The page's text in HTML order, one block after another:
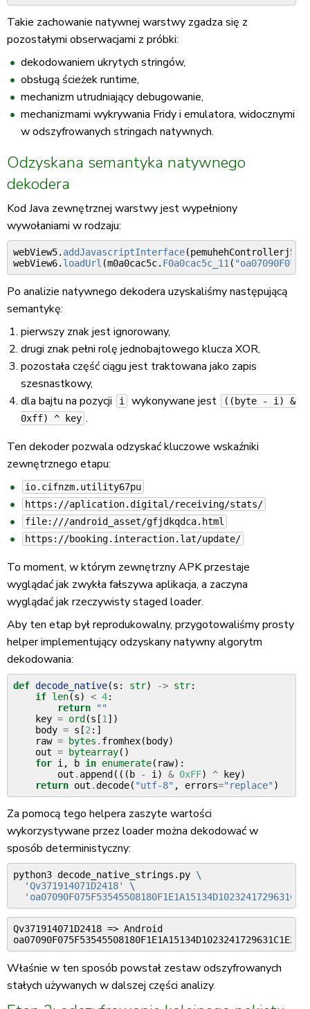
Takie zachowanie natywnej warstwy zgadza się z
pozostałymi obserwacjami z próbki:
dekodowaniem ukrytych stringów,
obsługą ścieżek runtime,
mechanizm utrudniający debugowanie,
mechanizmami wykrywania Fridy i emulatora, widocznymi
w odszyfrowanych stringach natywnych.
Odzyskana semantyka natywnego
dekodera
Kod Java zewnętrznej warstwy jest wypełniony
wywołaniami w rodzaju:
webView5. addJavascriptInterface(pemuhehControllerj5b
webView6. loadUrl (m0a0cac5c. F0a0cac5c_11 (
Po analizie natywnego dekodera uzyskaliśmy następującą
semantykę:
pierwszy znak jest ignorowany,
drugi znak pełni rolę jednobajtowego klucza XOR,
pozostała część ciągu jest traktowana jako zapis
szesnastkowy,
dla bajtu na pozycji
i wykonywane jest
((byte - i) &
0xff) ^ key .
Ten dekoder pozwala odzyskać kluczowe wskaźniki
zewnętrznego etapu:
io.cifnzm.utility67pu
https://aplication.digital/receiving/stats/
file:///android_asset/gfjdkqdca.html
https://booking.interaction.lat/update/
To moment, w którym zewnętrzny APK przestaje
wyglądać jak zwykła fałszywa aplikacja, a zaczyna
wyglądać jak rzeczywisty staged loader.
Aby ten etap był reprodukowalny, przygotowaliśmy prosty
helper implementujący odzyskany natywny algorytm
dekodowania:
def decode_native(s : str) -> str:
if len(s) < 4:
return
""
key = ord (s [1 ])
body = s [2 :]
raw = bytes . fromhex( body)
out = bytearray()
for i , b in enumerate( raw):
out . append ((( b - i ) & 0xFF) ^ key)
return out . decode( "utf-8" , errors="replace" )
Za pomocą tego helpera zaszyte wartości
wykorzystywane przez loader można dekodować w
sposób deterministyczny:
python3 decode_native_strings.py \
'Qv371914071D2418'
\
Qv371914071D2418 => Android
Właśnie w ten sposób powstał zestaw odszyfrowanych
stałych używanych w dalszej części analizy.